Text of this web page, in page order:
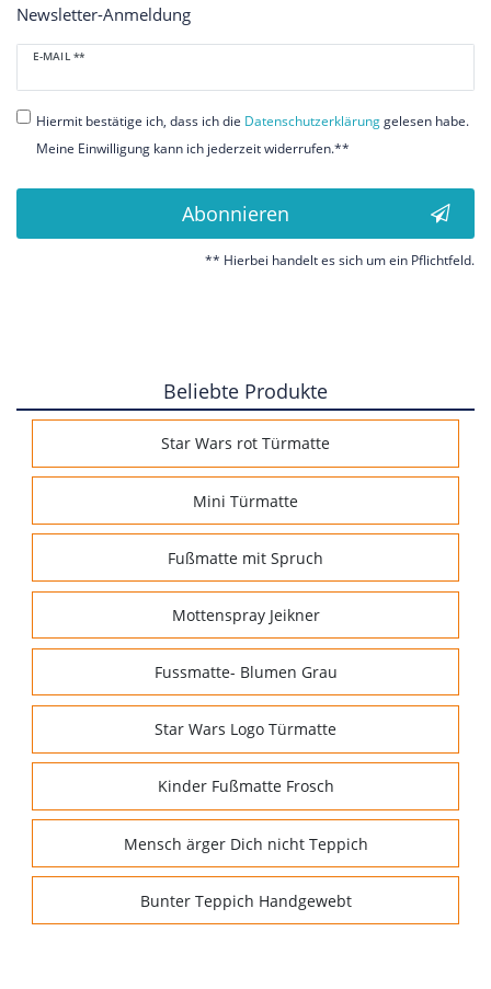
Newsletter-Anmeldung
E-MAIL **
Newsletter
Hiermit bestätige ich, dass ich die Daten­schutz­erklärunggelesen habe.
Meine Einwilligung kann ich jederzeit widerrufen.**
Abonnieren
** Hierbei handelt es sich um ein Pflichtfeld.
Beliebte Produkte
Star Wars rot Türmatte
Mini Türmatte
Fußmatte mit Spruch
Mottenspray Jeikner
Fussmatte- Blumen Grau
Star Wars Logo Türmatte
Kinder Fußmatte Frosch
Mensch ärger Dich nicht Teppich
Bunter Teppich Handgewebt